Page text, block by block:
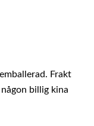
Frakt
billig kina